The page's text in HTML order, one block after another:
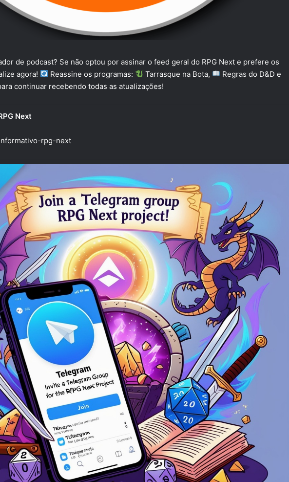
de podcast? Se não optou por assinar o feed geral do RPG Next e prefere os
agora!
Reassine os programas: Tarrasque na Bota,
Regras do D&D e
continuar recebendo todas as atualizações!
Next
rpg-next